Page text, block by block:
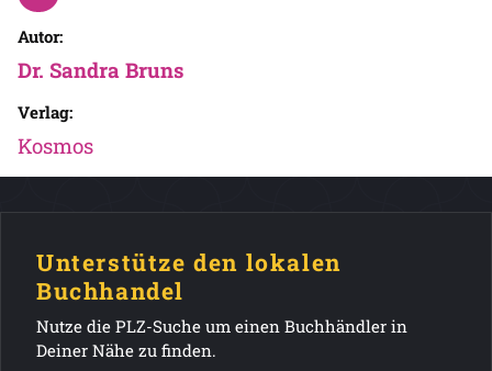
Autor:
Dr. Sandra Bruns
Verlag:
Kosmos
Unterstütze den lokalen
Buchhandel
Nutze die PLZ-Suche um einen Buchhändler in
Deiner Nähe zu finden.